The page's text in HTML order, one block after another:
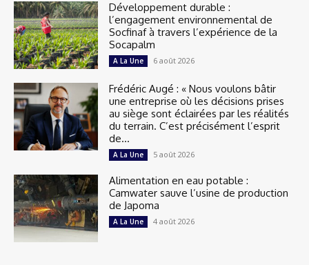
Développement durable :
l’engagement environnemental de
Socfinaf à travers l’expérience de la
Socapalm
A La Une 6 août 2026
Frédéric Augé : « Nous voulons bâtir
une entreprise où les décisions prises
au siège sont éclairées par les réalités
du terrain. C’est précisément l’esprit
de...
A La Une 5 août 2026
Alimentation en eau potable :
Camwater sauve l’usine de production
de Japoma
A La Une 4 août 2026